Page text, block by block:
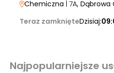
Chemiczna | 7A, Dąbrowa
Teraz zamknięteDzisiaj:
Najpopularniejsze